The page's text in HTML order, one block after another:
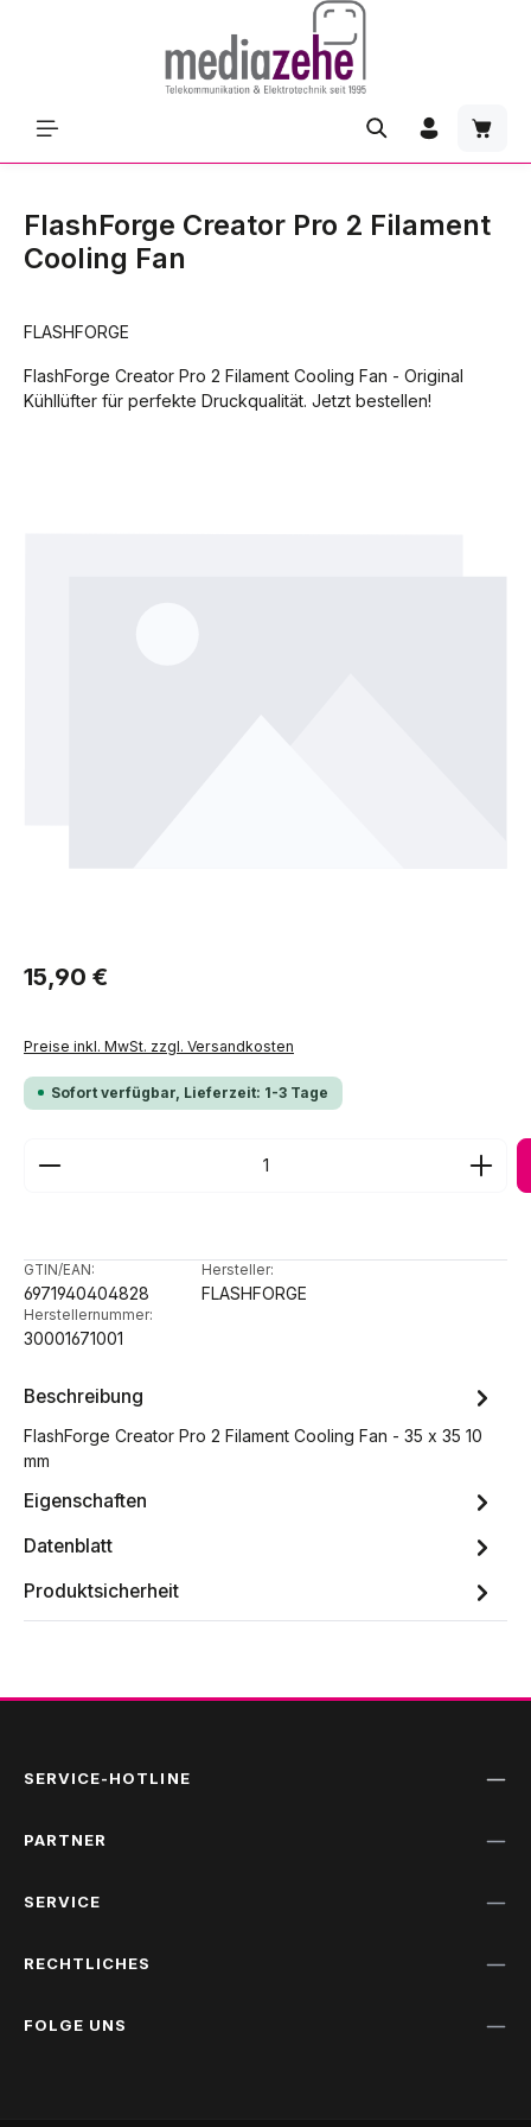
FlashForge Creator Pro 2 Filament
Cooling Fan
FLASHFORGE
FlashForge Creator Pro 2 Filament Cooling Fan - Original
Kühllüfter für perfekte Druckqualität. Jetzt bestellen!
Regulärer Preis:
15,90 €
Preise inkl. MwSt. zzgl. Versandkosten
Sofort verfügbar, Lieferzeit: 1-3 Tage
Produkt Anzahl: Gib den gewünschten Wert ein
GTIN/EAN:
6971940404828
Hersteller:
FLASHFORGE
Herstellernummer:
30001671001
Beschreibung
FlashForge Creator Pro 2 Filament Cooling Fan - 35 x 35 10
mm
Eigenschaften
Datenblatt
Produktsicherheit
SERVICE-HOTLINE
PARTNER
SERVICE
RECHTLICHES
FOLGE UNS